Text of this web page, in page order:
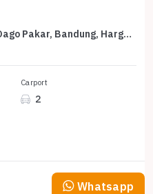
Sewa Rumah Favorit di Resor Dago Pakar, Bandung, Harga Terjangkau
Carport
2
Whatsapp